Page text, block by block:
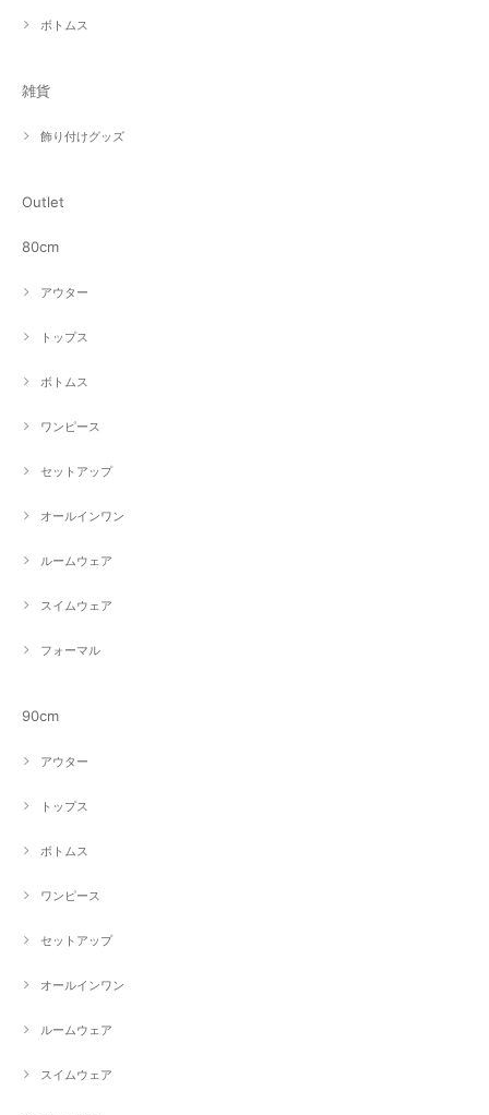
ボトムス
雑貨
飾り付けグッズ
Outlet
80cm
アウター
トップス
ボトムス
ワンピース
セットアップ
オールインワン
ルームウェア
スイムウェア
フォーマル
90cm
アウター
トップス
ボトムス
ワンピース
セットアップ
オールインワン
ルームウェア
スイムウェア